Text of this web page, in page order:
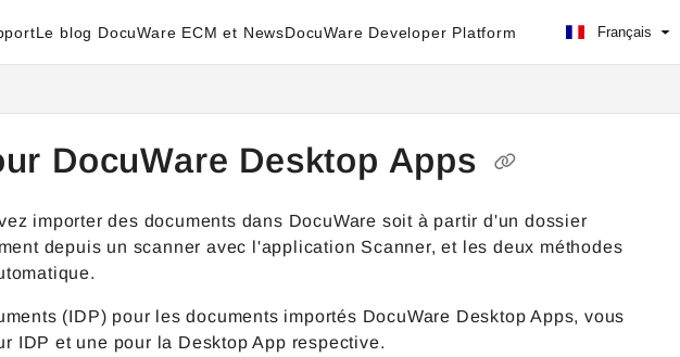
Le blog DocuWare ECM et NewsDocuWare Developer Platform Français
DocuWare Desktop Apps
importer des documents dans DocuWare soit à partir d'un dossier
depuis un scanner avec l'application Scanner, et les deux méthodes
(IDP) pour les documents importés DocuWare Desktop Apps, vous
IDP et une pour la Desktop App respective.